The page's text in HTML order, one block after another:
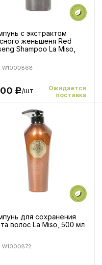
с экстрактом
женьшеня Red
Shampoo La Miso,
W1000868
Р/шт
Ожидается
поставка
для сохранения
волос La Miso, 500 мл
W1000872